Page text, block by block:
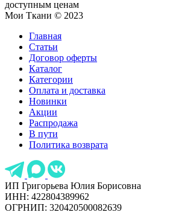
доступным ценам
Мои Ткани © 2023
Главная
Статьи
Договор оферты
Каталог
Категории
Оплата и доставка
Новинки
Акции
Распродажа
В пути
Политика возврата
ИП Григорьева Юлия Борисовна
ИНН: 422804389962
ОГРНИП: 320420500082639